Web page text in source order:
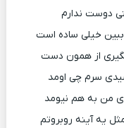
دوست ندارم
خیلی ساده است
از همون دست
سرم چی اومد
من به هم نیومد
یه آینه روبروتم